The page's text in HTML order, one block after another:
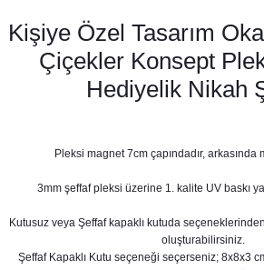
Kişiye Özel Tasarım
Çiçekler Konsept
Hediyelik Nikah
Pleksi magnet 7cm çapındadır, arkasında
3mm şeffaf pleksi üzerine 1. kalite UV baskı
Kutusuz veya Şeffaf kapaklı kutuda
oluşturabilirsiniz.
Şeffaf Kapaklı Kutu seçeneği seçerseniz; 8x8x3